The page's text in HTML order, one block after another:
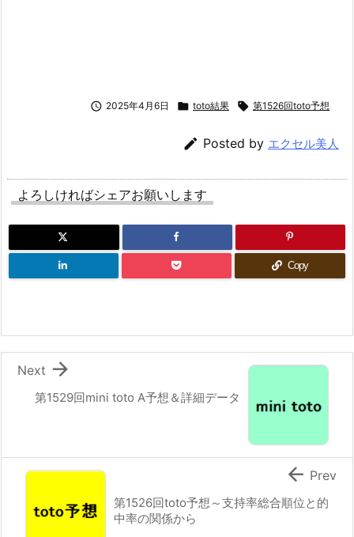
 2025年4月6日  toto結果  第1526回toto予想
 Posted by エクセル美人
よろしければシェアお願いします
Copy
第1529回mini toto A予想＆詳細データ

Next
第1526回toto予想～支持率総合順位と的
中率の関係から
 Prev